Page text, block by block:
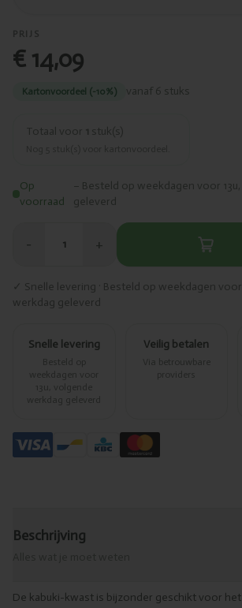
PRIJS
€ 14,09
Kartonvoordeel (-10%) vanaf 6 stuks
Totaal voor 1 stuk(s)
Op
voorraad
– Besteld op weekdagen voor
geleverd
− 1 +
✓ Snelle levering · Besteld op weekdagen
werkdag geleverd
Snelle levering
Besteld op
weekdagen voor
13u, volgende
werkdag geleverd
Veilig betalen
Via betrouwbare
providers
Beschrijving
De kabuki-kwast is bijzonder geschikt voor